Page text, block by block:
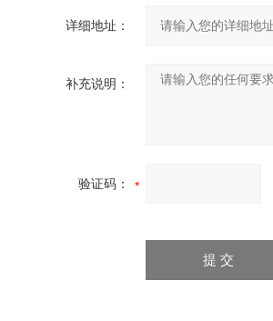
详细地址：
补充说明：
验证码：